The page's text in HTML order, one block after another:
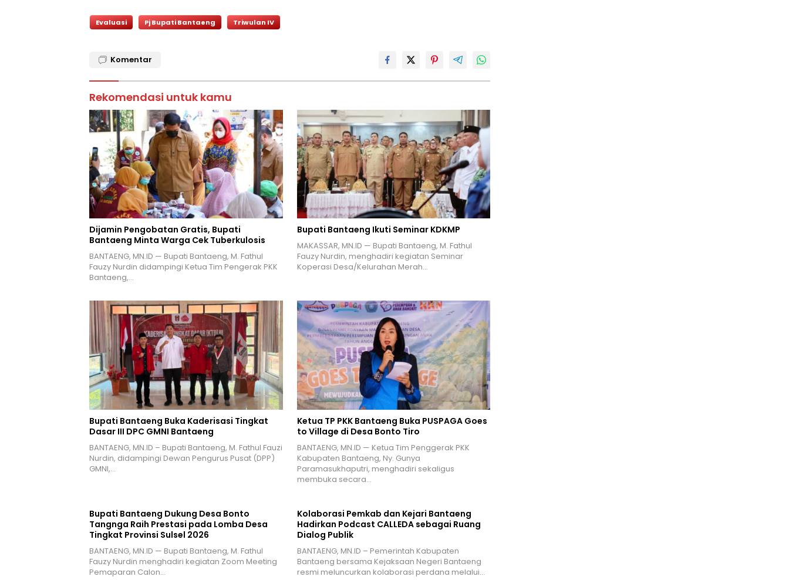
Evaluasi Pj Bupati Bantaeng Triwulan IV
Komentar
Rekomendasi untuk kamu
Dijamin Pengobatan Gratis, Bupati
Bantaeng Minta Warga Cek Tuberkulosis
BANTAENG, MN.ID — Bupati Bantaeng, M. Fathul
Fauzy Nurdin didampingi Ketua Tim Pengerak PKK
Bantaeng,…
Bupati Bantaeng Ikuti Seminar KDKMP
MAKASSAR, MN.ID — Bupati Bantaeng, M. Fathul
Fauzy Nurdin, menghadiri kegiatan Seminar
Koperasi Desa/Kelurahan Merah…
Bupati Bantaeng Buka Kaderisasi Tingkat
Dasar III DPC GMNI Bantaeng
BANTAENG, MN.ID – Bupati Bantaeng, M. Fathul Fauzi
Nurdin, didampingi Dewan Pengurus Pusat (DPP)
GMNI,…
Ketua TP PKK Bantaeng Buka PUSPAGA Goes
to Village di Desa Bonto Tiro
BANTAENG, MN.ID — Ketua Tim Penggerak PKK
Kabupaten Bantaeng, Ny. Gunya
Paramasukhaputri, menghadiri sekaligus
membuka secara…
Bupati Bantaeng Dukung Desa Bonto
Tangnga Raih Prestasi pada Lomba Desa
Tingkat Provinsi Sulsel 2026
BANTAENG, MN.ID — Bupati Bantaeng, M. Fathul
Fauzy Nurdin menghadiri kegiatan Zoom Meeting
Pemaparan Calon…
Kolaborasi Pemkab dan Kejari Bantaeng
Hadirkan Podcast CALLEDA sebagai Ruang
Dialog Publik
BANTAENG, MN.ID – Pemerintah Kabupaten
Bantaeng bersama Kejaksaan Negeri Bantaeng
resmi meluncurkan kolaborasi perdana melalui…